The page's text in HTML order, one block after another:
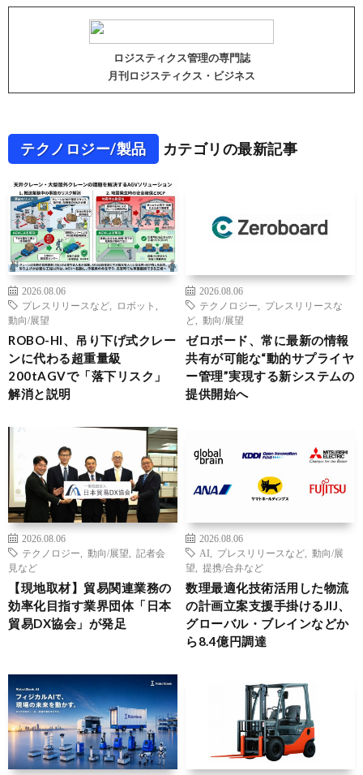
ロジスティクス管理の専門誌
月刊ロジスティクス・ビジネス
テクノロジー/製品 カテゴリの最新記事
2026.08.06
プレスリリースなど
ロボット
動向/展望
ROBO-HI、吊り下げ式クレー
ンに代わる超重量級
200tAGVで「落下リスク」
解消と説明
2026.08.06
テクノロジー
プレスリリースな
ど
動向/展望
ゼロボード、常に最新の情報
共有が可能な“動的サプライヤ
ー管理”実現する新システムの
提供開始へ
2026.08.06
テクノロジー
動向/展望
記者会
見など
【現地取材】貿易関連業務の
効率化目指す業界団体「日本
貿易DX協会」が発足
2026.08.06
AI
プレスリリースなど
動向/展
望
提携/合弁など
数理最適化技術活用した物流
の計画立案支援手掛けるJIJ、
グローバル・ブレインなどか
ら8.4億円調達